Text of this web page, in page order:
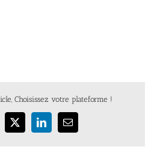
Choisissez votre plateforme !
X LinkedInEmail